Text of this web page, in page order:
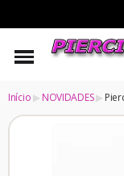
Início NOVIDADES